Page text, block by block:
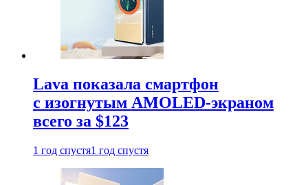
Lava показала смартфон
с изогнутым AMOLED-экраном
всего за $123
1 год спустя1 год спустя